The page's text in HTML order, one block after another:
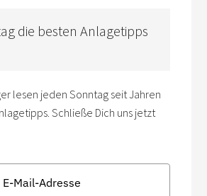
die besten Anlagetipps
lesen jeden Sonntag seit Jahren
Schließe Dich uns jetzt